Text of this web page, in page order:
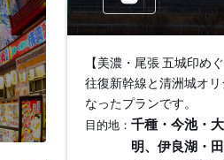
【美濃・尾張 五城印めぐ
往復新幹線と清洲城オ
なったプランです。
目的地： 千種・今池・
明、伊良湖・